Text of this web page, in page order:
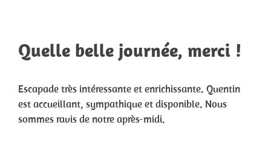
Quelle belle journée, merci !
Escapade très intéressante et enrichissante. Quentin
est accueillant, sympathique et disponible. Nous
sommes ravis de notre après-midi.